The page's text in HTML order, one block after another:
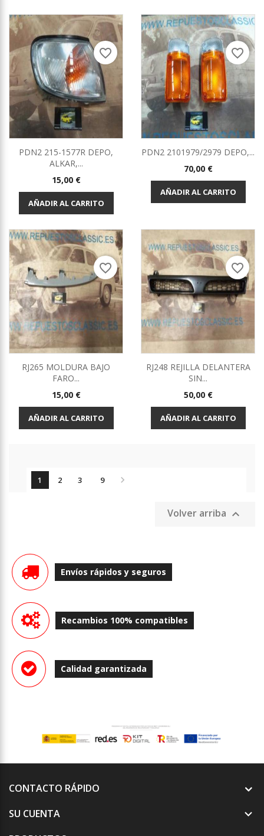
PDN2 215-1577R DEPO,
ALKAR,...
Precio
15,00 €
AÑADIR AL CARRITO
favorite_border
PDN2 2101979/2979 DEPO,...
Precio
70,00 €
AÑADIR AL CARRITO
favorite_border
RJ265 MOLDURA BAJO
FARO...
Precio
15,00 €
AÑADIR AL CARRITO
favorite_border
RJ248 REJILLA DELANTERA
SIN...
Precio
50,00 €
AÑADIR AL CARRITO
favorite_border
1 2 3 9 
Volver arriba 
Envíos rápidos y seguros
Recambios 100% compatibles
Calidad garantizada
CONTACTO RÁPIDO
SU CUENTA
